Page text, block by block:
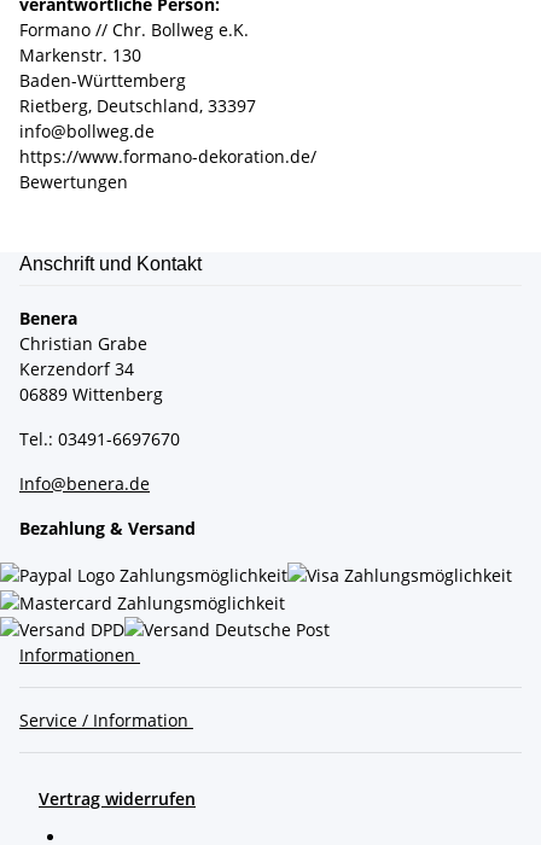
Formano // Chr. Bollweg e.K.
Markenstr. 130
Baden-Württemberg
Rietberg, Deutschland, 33397
info@bollweg.de
https://www.formano-dekoration.de/
Bewertungen
Anschrift und Kontakt
Benera
Christian Grabe
Kerzendorf 34
06889 Wittenberg
Tel.: 03491-6697670
Info@benera.de
Bezahlung & Versand
Informationen
Service / Information
Vertrag widerrufen